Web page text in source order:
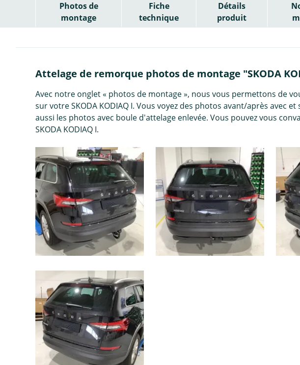
Photos de
montage
Fiche
technique
Détails
produit
Attelage de remorque photos de montage "SKODA
Avec notre onglet « photos de montage », nous vous permettons de
sur votre SKODA KODIAQ I. Vous voyez des photos avant/après avec
aussi les photos avec boule d'attelage enlevée. Vous pouvez vous
SKODA KODIAQ I.